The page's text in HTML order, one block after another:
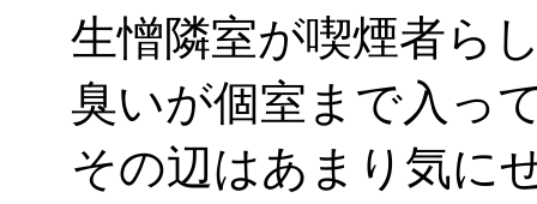
生憎隣室が喫煙者ら
臭いが個室まで入っ
その辺はあまり気に